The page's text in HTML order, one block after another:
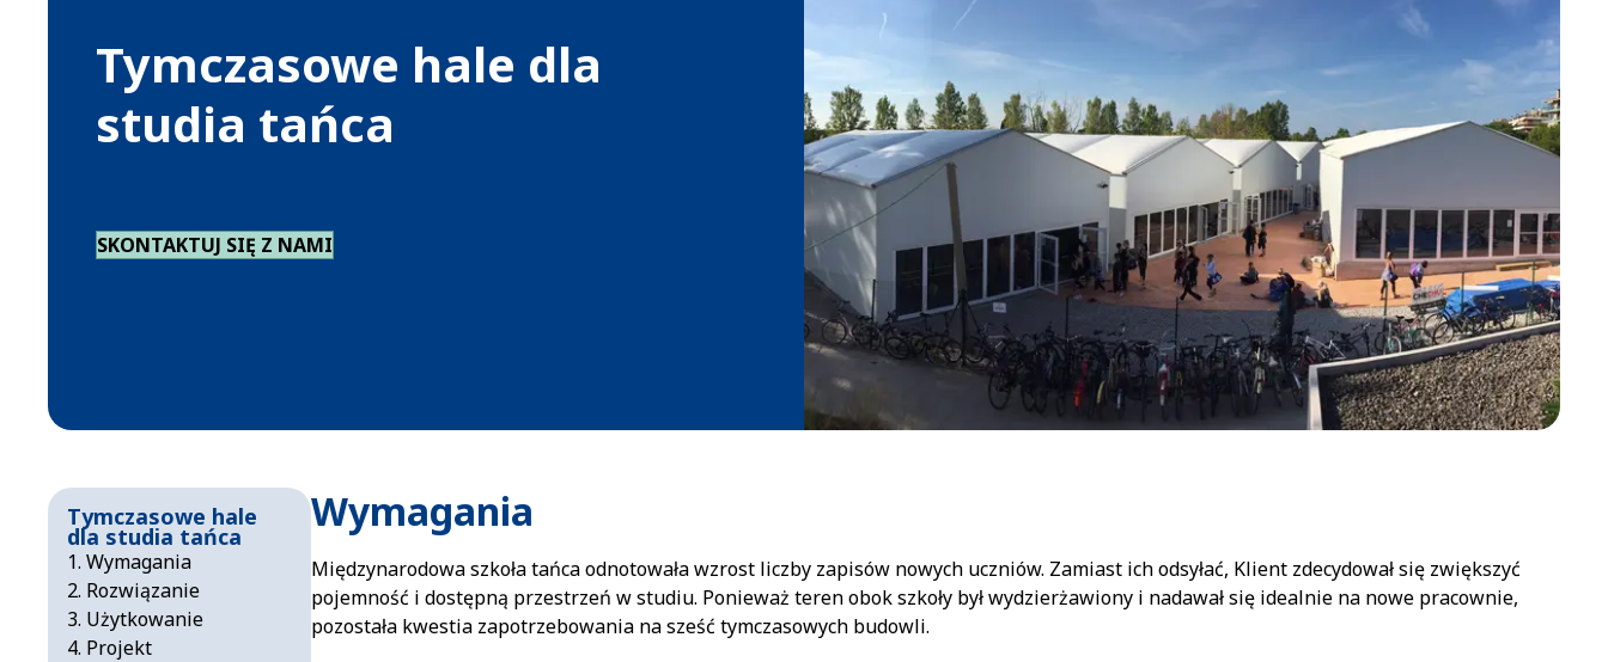
Tymczasowe hale dla
studia tańca
SKONTAKTUJ SIĘ Z NAMI
Tymczasowe hale
dla studia tańca
Wymagania
Rozwiązanie
Użytkowanie
Projekt
Wymagania
Międzynarodowa szkoła tańca odnotowała wzrost liczby zapisów nowych uczniów. Zamiast ich odsyłać, Klient zdecydował się zwiększyć
pojemność i dostępną przestrzeń w studiu. Ponieważ teren obok szkoły był wydzierżawiony i nadawał się idealnie na nowe pracownie,
pozostała kwestia zapotrzebowania na sześć tymczasowych budowli.